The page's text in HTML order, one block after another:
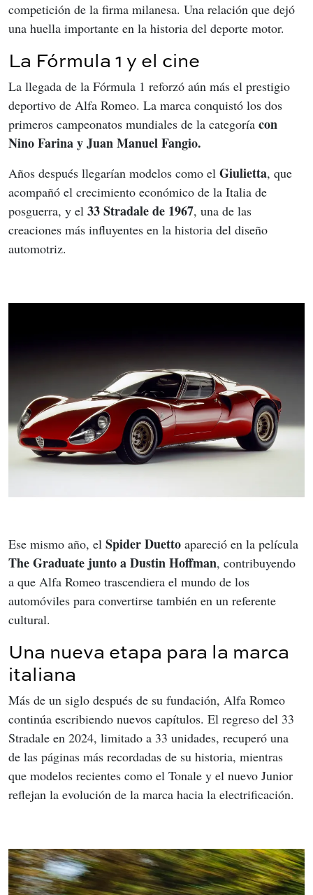
competición de la firma milanesa. Una relación que dejó
una huella importante en la historia del deporte motor.
La Fórmula 1 y el cine
La llegada de la Fórmula 1 reforzó aún más el prestigio
deportivo de Alfa Romeo. La marca conquistó los dos
primeros campeonatos mundiales de la categoría con
Nino Farina y Juan Manuel Fangio.
Años después llegarían modelos como el Giulietta, que
acompañó el crecimiento económico de la Italia de
posguerra, y el 33 Stradale de 1967, una de las
creaciones más influyentes en la historia del diseño
automotriz.
Ese mismo año, el Spider Duetto apareció en la película
The Graduate junto a Dustin Hoffman, contribuyendo
a que Alfa Romeo trascendiera el mundo de los
automóviles para convertirse también en un referente
cultural.
Una nueva etapa para la marca
italiana
Más de un siglo después de su fundación, Alfa Romeo
continúa escribiendo nuevos capítulos. El regreso del 33
Stradale en 2024, limitado a 33 unidades, recuperó una
de las páginas más recordadas de su historia, mientras
que modelos recientes como el Tonale y el nuevo Junior
reflejan la evolución de la marca hacia la electrificación.